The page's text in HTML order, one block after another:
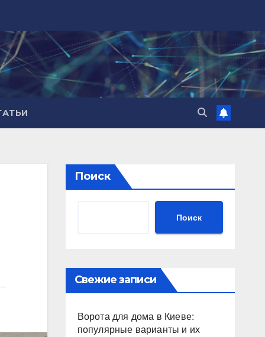
Поиск
Поиск
Свежие записи
Ворота для дома в Киеве:
популярные варианты и их